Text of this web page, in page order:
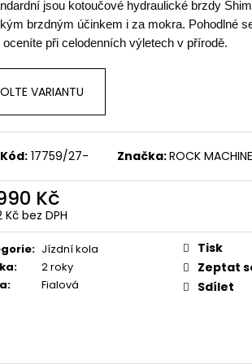
jsou kotoučové hydraulické brzdy
brzdným účinkem i za mokra. Pohodlné
oceníte při celodenních výletech v přírodě.
VARIANTU
Kód: 17759/27- Značka:ROCK MACHINE
Kč
Kč bez DPH
: Jízdní kola
:
2 roky
: Fialová
Tisk
Zeptat
Sdílet
CRB 30-29
DARK SILVER/BLACK